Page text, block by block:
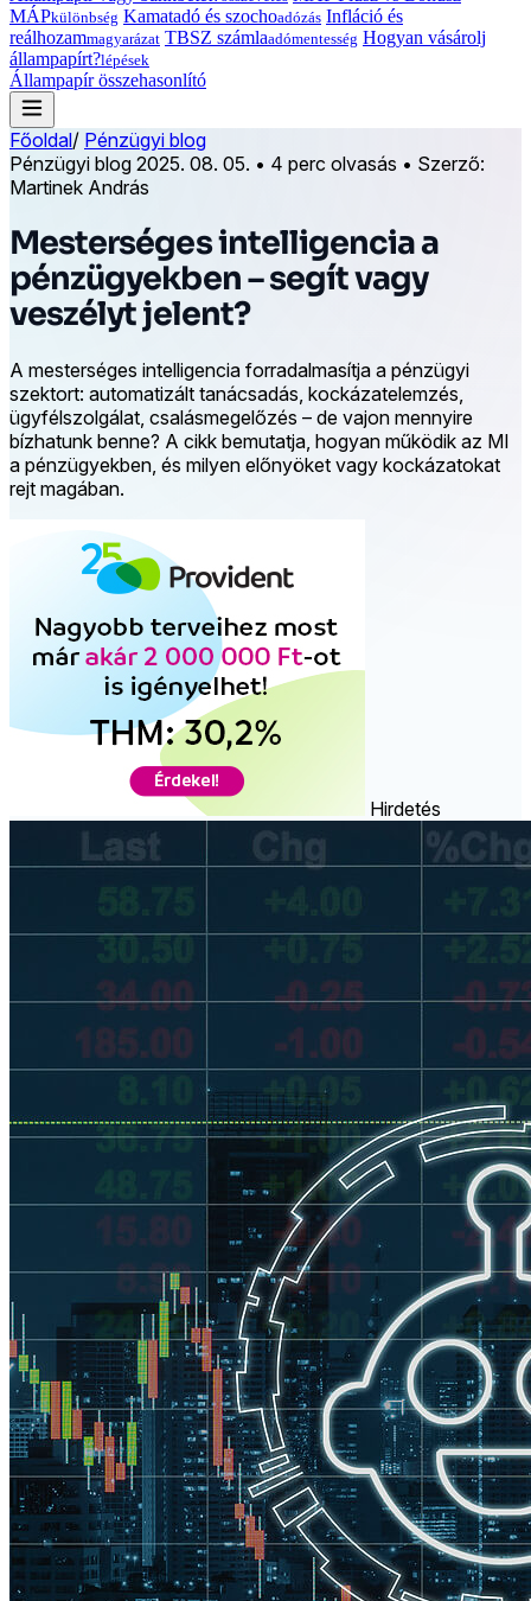
MÁPkülönbség Kamatadó és szochoadózás Infláció és
reálhozammagyarázat TBSZ számlaadómentesség Hogyan vásárolj
állampapírt?lépések
Állampapír összehasonlító
Főoldal/ Pénzügyi blog
Pénzügyi blog 2025. 08. 05. • 4 perc olvasás • Szerző:
Martinek András
Mesterséges intelligencia a
pénzügyekben – segít vagy
veszélyt jelent?
A mesterséges intelligencia forradalmasítja a pénzügyi
szektort: automatizált tanácsadás, kockázatelemzés,
ügyfélszolgálat, csalásmegelőzés – de vajon mennyire
bízhatunk benne? A cikk bemutatja, hogyan működik az MI
a pénzügyekben, és milyen előnyöket vagy kockázatokat
rejt magában.
Hirdetés